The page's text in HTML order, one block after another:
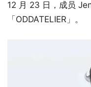
12 月 23 日，成员
「ODDATELIER」。